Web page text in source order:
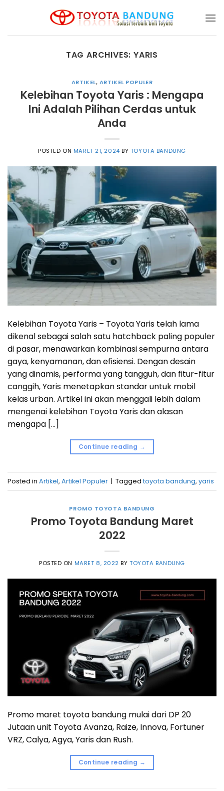
TAG ARCHIVES:YARIS
ARTIKEL, ARTIKEL POPULER
Kelebihan Toyota Yaris : Mengapa
Ini Adalah Pilihan Cerdas untuk
Anda
POSTED ON MARET 21, 2024 BY TOYOTA BANDUNG
Kelebihan Toyota Yaris – Toyota Yaris telah lama
dikenal sebagai salah satu hatchback paling populer
di pasar, menawarkan kombinasi sempurna antara
gaya, kenyamanan, dan efisiensi. Dengan desain
yang dinamis, performa yang tangguh, dan fitur-fitur
canggih, Yaris menetapkan standar untuk mobil
kelas urban. Artikel ini akan menggali lebih dalam
mengenai kelebihan Toyota Yaris dan alasan
mengapa […]
Continue reading →
Posted in Artikel, Artikel Populer | Tagged toyota bandung, yaris
PROMO TOYOTA BANDUNG
Promo Toyota Bandung Maret
2022
POSTED ON MARET 8, 2022 BYTOYOTA BANDUNG
Promo maret toyota bandung mulai dari DP 20
Jutaan unit Toyota Avanza, Raize, Innova, Fortuner
VRZ, Calya, Agya, Yaris dan Rush.
Continue reading →